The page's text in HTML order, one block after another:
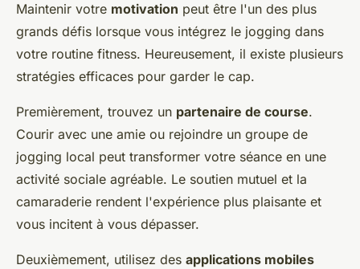
Maintenir votre motivation peut être l'un des plus
grands défis lorsque vous intégrez le jogging dans
votre routine fitness. Heureusement, il existe plusieurs
stratégies efficaces pour garder le cap.
Premièrement, trouvez un partenaire de course.
Courir avec une amie ou rejoindre un groupe de
jogging local peut transformer votre séance en une
activité sociale agréable. Le soutien mutuel et la
camaraderie rendent l'expérience plus plaisante et
vous incitent à vous dépasser.
Deuxièmement, utilisez des applications mobiles